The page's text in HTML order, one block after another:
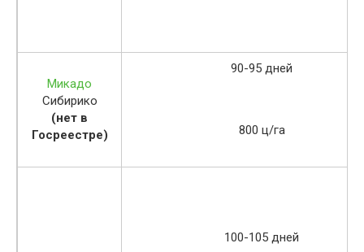
Микадо
Сибирико
(нет в
Госреестре)
90-95 дней
800 ц/га
100-105 дней